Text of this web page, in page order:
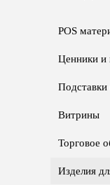
POS
Ценники и
Подставки
Витрины
Торговое
Изделия